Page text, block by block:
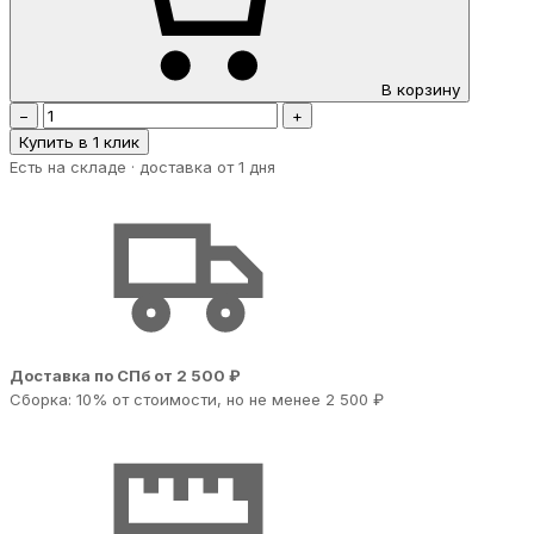
В корзину
−
+
Купить в 1 клик
Есть на складе · доставка от 1 дня
Доставка по СПб от 2 500 ₽
Сборка: 10% от стоимости, но не менее 2 500 ₽